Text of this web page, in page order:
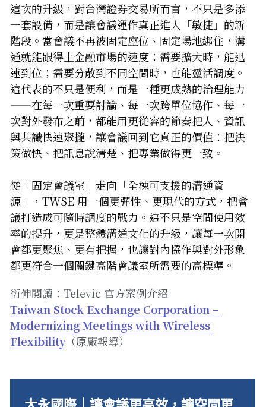
這次的升級，對台灣證券交易所而言，不只是多添
一套設備，而是讓會議運作真正進入「敏捷」的新
階段。當會議不再被固定座位、固定場地綁住，溝
通就能跟得上金融市場的速度：需要擴大時，能迅
速到位；需要分散到不同空間時，也能靈活調度。
這代表的不只是便利，而是一種更成熟的治理能力
——在每一次重要討論、每一次跨單位協作、每一
次對外發布之前，都能用更從容的節奏把人、資訊
與共識快速聚攏，讓會議回到它真正的價值：把決
策做快、把訊息說清楚、把專業做得更一致。
從「固定會議室」走向「全棟可支援的溝通資
源」，TWSE 用一個更彈性、更現代的方式，把會
議打造成可隨時調度的戰力。這不只是空間使用效
率的提升，更是整體溝通文化的升級，讓每一次開
會都更聚焦、更有把握，也讓對內協作與對外形象
都更符合一個關鍵高階會議室所需要的高標準。
衍伸閱讀：Televic 官方案例介紹
Taiwan Stock Exchange Corporation –
Modernizing Meetings with Wireless
Flexibility（原廠報導）